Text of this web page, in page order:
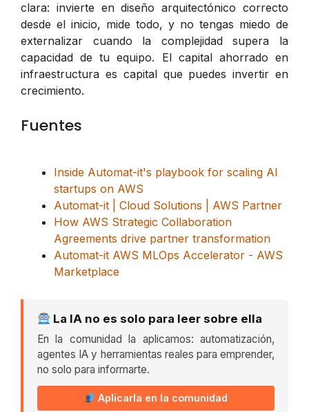
clara: invierte en diseño arquitectónico correcto
desde el inicio, mide todo, y no tengas miedo de
externalizar cuando la complejidad supera la
capacidad de tu equipo. El capital ahorrado en
infraestructura es capital que puedes invertir en
crecimiento.
Fuentes
Inside Automat-it's playbook for scaling AI
startups on AWS
Automat-it | Cloud Solutions | AWS Partner
How AWS Strategic Collaboration
Agreements drive partner transformation
Automat-it AWS MLOps Accelerator - AWS
Marketplace
La IA no es solo para leer sobre ella
En la comunidad la aplicamos: automatización,
agentes IA y herramientas reales para emprender,
no solo para informarte.
Aplicarla en la comunidad